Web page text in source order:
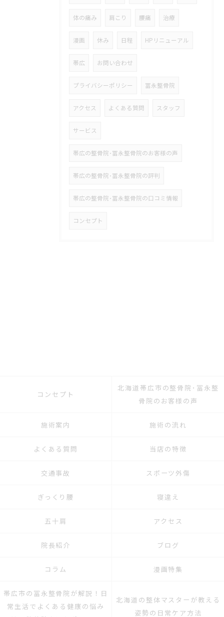
体の痛み 肩こり 腰痛 治療
漫画 休み 日程 HPリニューアル
帯広 お問い合わせ
プライバシーポリシー 冨永整骨院
アクセス よくある質問 スタッフ
サービス
帯広の整骨院･冨永整骨院のお客様の声
帯広の整骨院･冨永整骨院の評判
帯広の整骨院･冨永整骨院の口コミ情報
コンセプト
コンセプト
北海道帯広市の整骨院･冨永整
骨院のお客様の声
施術案内 施術の流れ
よくある質問 当店の特徴
交通事故 スポーツ外傷
ぎっくり腰 寝違え
五十肩 アクセス
院長紹介 ブログ
コラム 漫画特集
帯広市の冨永整骨院が解説！日
常生活でよくある健康の悩み
北海道の整体マスターが教える
姿勢の日常ケア方法